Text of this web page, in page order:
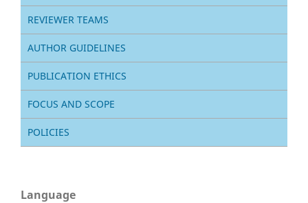
REVIEWER TEAMS
AUTHOR GUIDELINES
PUBLICATION ETHICS
FOCUS AND SCOPE
POLICIES
Language